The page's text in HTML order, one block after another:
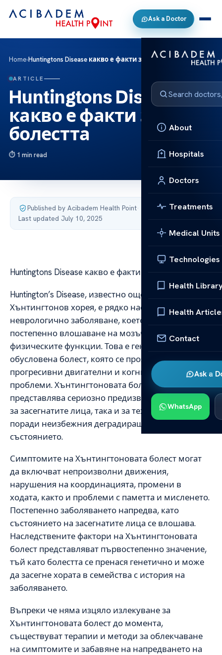
Ask a Doctor
About
Hospitals
Doctors
Treatments
Medical Units
Technologies
Health
Health
Contact
Ask a
WhatsApp
Home›Huntingtons Disease какво е факти за болестта
ARTICLE
Huntingtons Disease
какво е факти за
болестта
1 min read
Published by Acibadem Health Point·
Last updated July 10, 2025
Huntingtons Disease какво е факти за болестта
Huntington’s Disease, известно още като
Хънтингтонов хорея, е рядко наследствено
неврологично заболяване, което причинява
постепенно влошаване на мозъчните и
физическите функции. Това е генетично
обусловена болест, която се проявява с
прогресивни двигателни и когнитивни
проблеми. Хънтингтоновата болест
представлява сериозно предизвикателство както
за засегнатите лица, така и за техните близки
поради неизбежния деградиращ характер на
състоянието.
Симптомите на Хънтингтоновата болест могат
да включват непроизволни движения,
нарушения на координацията, промени в
ходата, както и проблеми с паметта и мисленето.
Постепенно заболяването напредва, като
състоянието на засегнатите лица се влошава.
Наследствените фактори на Хънтингтоновата
болест представляват първостепенно значение,
тъй като болестта се пренася генетично и може
да засегне хората в семейства с история на
заболяването.
Въпреки че няма изцяло излекуване за
Хънтингтоновата болест до момента,
съществуват терапии и методи за облекчаване
на симптомите и забавяне на напредването на